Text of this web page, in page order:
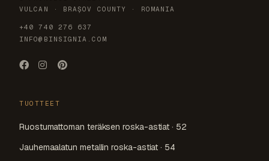
VULCAN · BRAȘOV COUNTY · ROMANIA
+40 740 276 637
INFO@BINSIGNIA.COM
TUOTTEET
Ruostumattoman teräksen roska-astiat · 52
Jauhemaalatun metallin roska-astiat · 54